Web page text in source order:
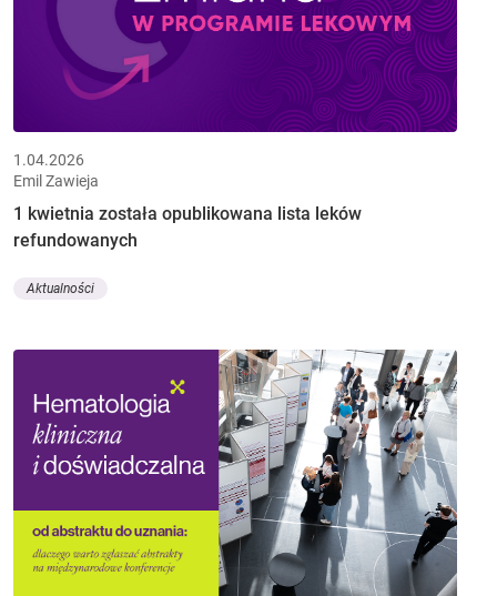
1.04.2026
Emil Zawieja
1 kwietnia została opublikowana lista leków
refundowanych
Aktualności